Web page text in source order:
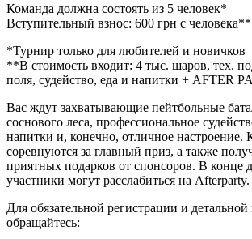
Команда должна состоять из 5 человек*
Вступительный взнос: 600 грн с человека**
*Турнир только для любителей и новичков
**В стоимость входит: 4 тыс. шаров, тех.
поля, судейство, еда и напитки + AFTER
Вас ждут захватывающие пейтбольные
соснового леса, профессиональное
напитки и, конечно, отличное настроение.
соревнуются за главный приз, а также
приятных подарков от спонсоров. В конце
участники могут расслабиться на Afterparty.
Для обязательной регистрации и
обращайтесь: